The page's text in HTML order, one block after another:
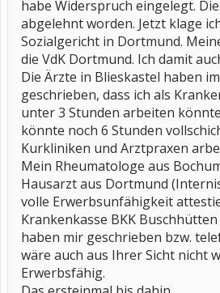
habe Widerspruch eingelegt.
abgelehnt worden. Jetzt klage
Sozialgericht in Dortmund.
die VdK Dortmund. Ich damit
Die Ärzte in Blieskastel haben
geschrieben, dass ich als
unter 3 Stunden arbeiten
könnte noch 6 Stunden
Kurkliniken und Arztpraxen
Mein Rheumatologe aus
Hausarzt aus Dortmund
volle Erwerbsunfähigkeit
Krankenkasse BKK Buschhütten
haben mir geschrieben bzw.
wäre auch aus Ihrer Sicht nicht
Erwerbsfähig.